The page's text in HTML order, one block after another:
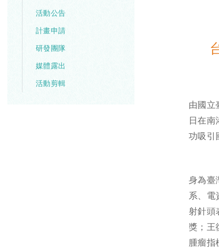
活動公告
計畫申請
研發團隊
媒體露出
活動剪輯
由國立
日在
功吸引
身為臺
系、電
射針頭
獎；王
腫瘤指